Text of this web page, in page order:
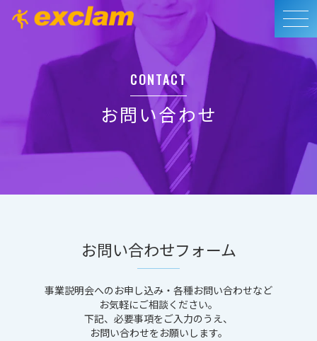
CONTACT
お問い合わせ
お問い合わせフォーム
事業説明会へのお申し込み・各種お問い合わせなど
お気軽にご相談ください。
下記、必要事項をご入力のうえ、
お問い合わせをお願いします。